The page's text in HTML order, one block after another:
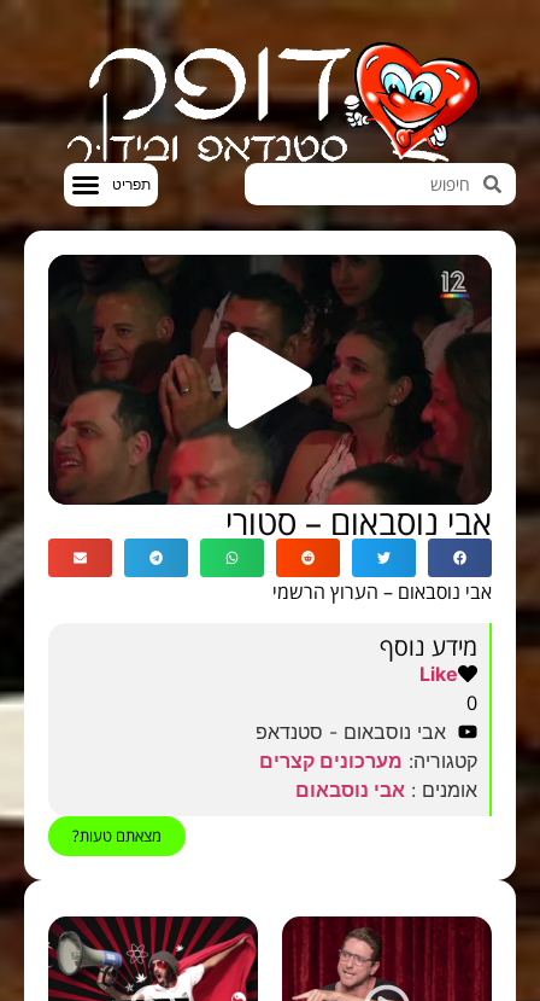
אבי נוסבאום – סטורי
אבי נוסבאום – הערוץ הרשמי
מידע נוסף
Like
0
אבי נוסבאום - סטנדאפ
קטגוריה: מערכונים קצרים
אומנים : אבי נוסבאום
מצאתם טעות?